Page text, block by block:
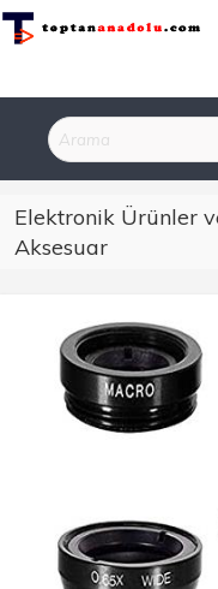
Elektronik Ürünler
Aksesuar